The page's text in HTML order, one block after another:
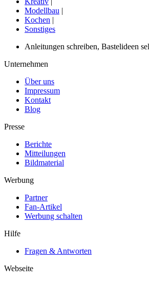
Modellbau |
Kochen |
Sonstiges
Anleitungen schreiben, Bastelideen
Unternehmen
Über uns
Impressum
Kontakt
Blog
Presse
Berichte
Mitteilungen
Bildmaterial
Werbung
Partner
Fan-Artikel
Werbung schalten
Hilfe
Fragen & Antworten
Webseite